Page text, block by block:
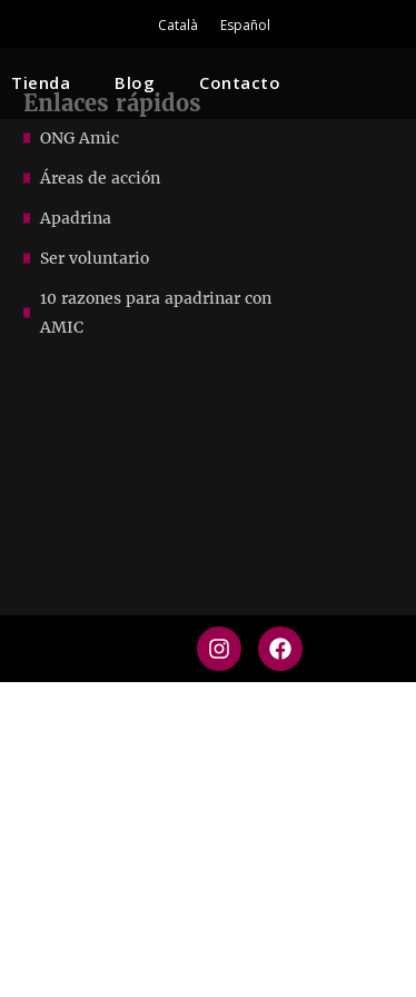
Català Español
Tienda Blog Contacto
Enlaces rápidos
ONG Amic
Áreas de acción
Apadrina
Ser voluntario
10 razones para apadrinar con
AMIC